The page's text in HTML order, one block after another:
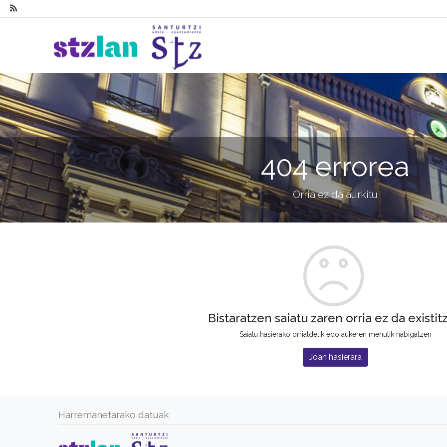
404 errorea
Orria ez da aurkitu
Bistaratzen saiatu zaren orria ez da
Saiatu hasierako orrialdetik edo aukeren menutik nabigatzen
Joan hasierara
Harremanetarako datuak